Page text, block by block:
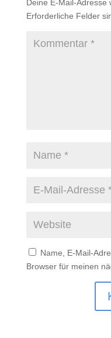
Deine E-Mail-Adresse
Erforderliche Felder
Name, E-Mail-
Browser für meinen